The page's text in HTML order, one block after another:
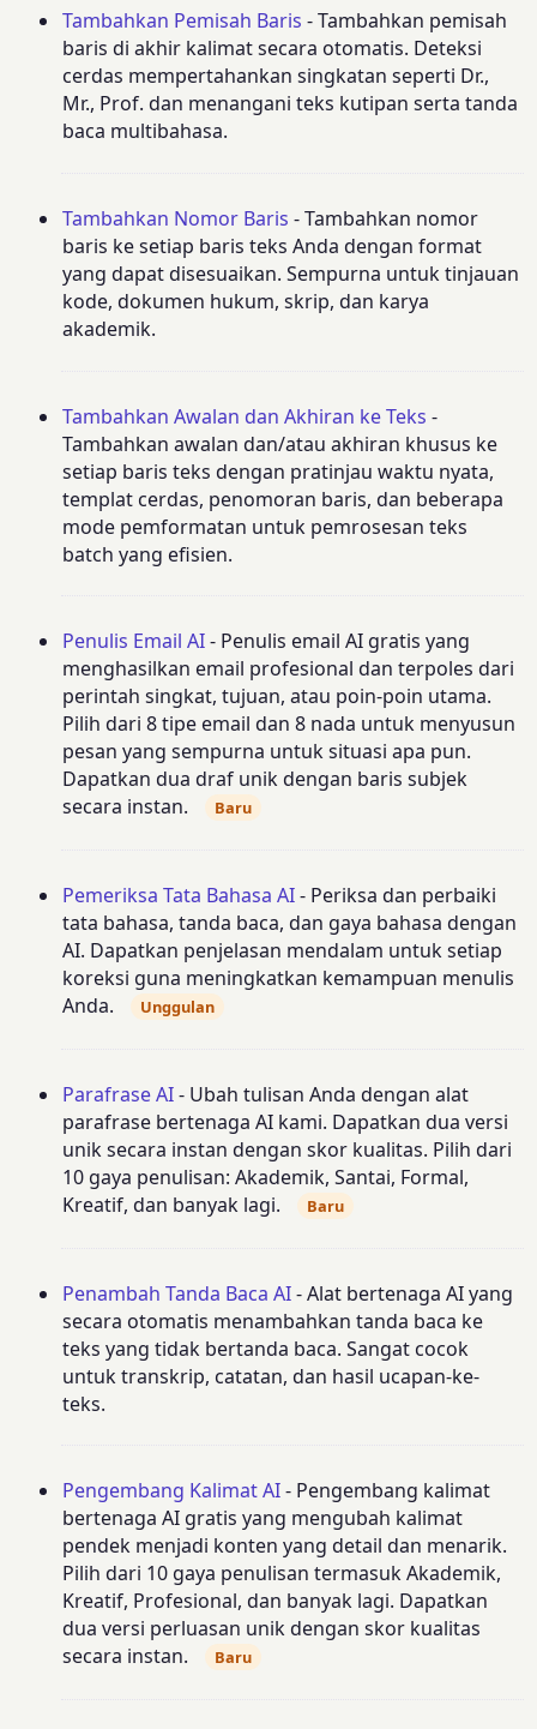
Tambahkan Pemisah Baris - Tambahkan pemisah
baris di akhir kalimat secara otomatis. Deteksi
cerdas mempertahankan singkatan seperti Dr.,
Mr., Prof. dan menangani teks kutipan serta tanda
baca multibahasa.
Tambahkan Nomor Baris - Tambahkan nomor
baris ke setiap baris teks Anda dengan format
yang dapat disesuaikan. Sempurna untuk tinjauan
kode, dokumen hukum, skrip, dan karya
akademik.
Tambahkan Awalan dan Akhiran ke Teks -
Tambahkan awalan dan/atau akhiran khusus ke
setiap baris teks dengan pratinjau waktu nyata,
templat cerdas, penomoran baris, dan beberapa
mode pemformatan untuk pemrosesan teks
batch yang efisien.
Penulis Email AI- Penulis email AI gratis yang
menghasilkan email profesional dan terpoles dari
perintah singkat, tujuan, atau poin-poin utama.
Pilih dari 8 tipe email dan 8 nada untuk menyusun
pesan yang sempurna untuk situasi apa pun.
Dapatkan dua draf unik dengan baris subjek
secara instan.
Baru
Pemeriksa Tata Bahasa AI- Periksa dan perbaiki
tata bahasa, tanda baca, dan gaya bahasa dengan
AI. Dapatkan penjelasan mendalam untuk setiap
koreksi guna meningkatkan kemampuan menulis
Anda.
Unggulan
Parafrase AI- Ubah tulisan Anda dengan alat
parafrase bertenaga AI kami. Dapatkan dua versi
unik secara instan dengan skor kualitas. Pilih dari
10 gaya penulisan: Akademik, Santai, Formal,
Kreatif, dan banyak lagi.
Baru
Penambah Tanda Baca AI- Alat bertenaga AI yang
secara otomatis menambahkan tanda baca ke
teks yang tidak bertanda baca. Sangat cocok
untuk transkrip, catatan, dan hasil ucapan-ke-
teks.
Pengembang Kalimat AI- Pengembang kalimat
bertenaga AI gratis yang mengubah kalimat
pendek menjadi konten yang detail dan menarik.
Pilih dari 10 gaya penulisan termasuk Akademik,
Kreatif, Profesional, dan banyak lagi. Dapatkan
dua versi perluasan unik dengan skor kualitas
secara instan.
Baru